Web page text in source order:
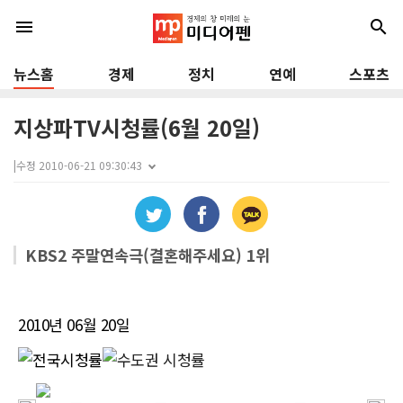
menu search
뉴스홈 경제 정치 연예 스포츠
지상파TV시청률(6월 20일)
|수정 2010-06-21 09:30:43
KBS2 주말연속극(결혼해주세요) 1위
2010년 06월 20일